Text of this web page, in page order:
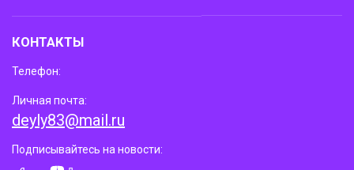
КОНТАКТЫ
Телефон:
Личная почта:
deyly83@mail.ru
Подписывайтесь на новости: